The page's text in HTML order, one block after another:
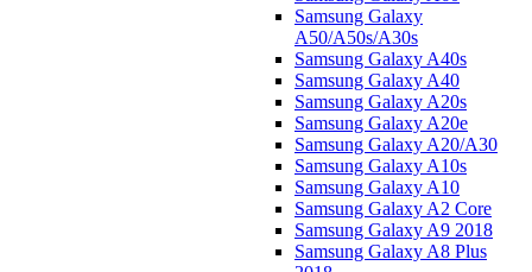
Samsung Galaxy
A50/A50s/A30s
Samsung Galaxy A40s
Samsung Galaxy A40
Samsung Galaxy A20s
Samsung Galaxy A20e
Samsung Galaxy A20/A30
Samsung Galaxy A10s
Samsung Galaxy A10
Samsung Galaxy A2 Core
Samsung Galaxy A9 2018
Samsung Galaxy A8 Plus